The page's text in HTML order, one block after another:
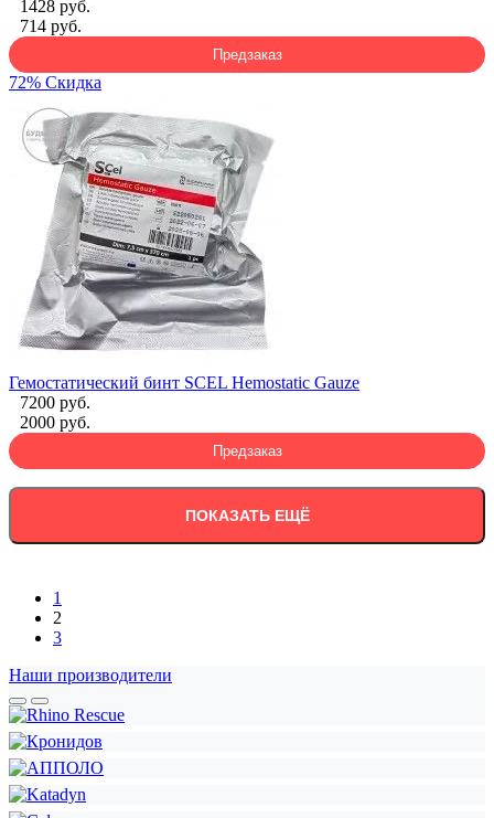
1428 руб.
714 руб.
Предзаказ
72% Скидка
Гемостатический бинт SCEL Hemostatic Gauze
7200 руб.
2000 руб.
Предзаказ
ПОКАЗАТЬ ЕЩЁ
1
2
3
Наши производители